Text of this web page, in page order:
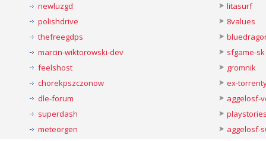
newluzgd
polishdrive
thefreegdps
marcin-wiktorowski-dev
feelshost
chorekpszczonow
dle-forum
superdash
meteorgen
litasurf
8values
sfgame-sk
gromnik
ex-
aggelosf-
aggelosf-